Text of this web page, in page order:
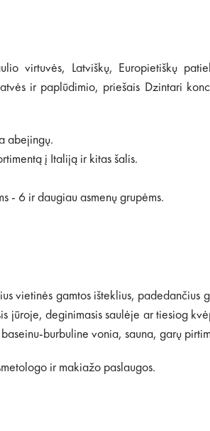
virtuvės, Latviškų, Europietiškų
ir paplūdimio, priešais Dzintari
abejingų.
į Italiją ir kitas šalis.
- 6 ir daugiau asmenų grupėms.
vietinės gamtos išteklius,
deginimasis saulėje ar tiesiog
burbuline vonia, sauna, garų
ir makiažo paslaugos.